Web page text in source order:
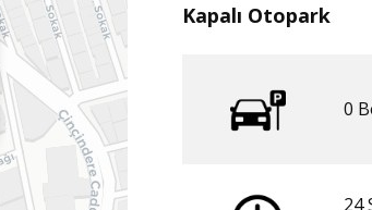
Kapalı Otopark
0
24